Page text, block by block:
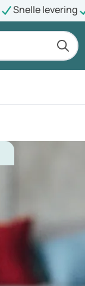
Snelle levering